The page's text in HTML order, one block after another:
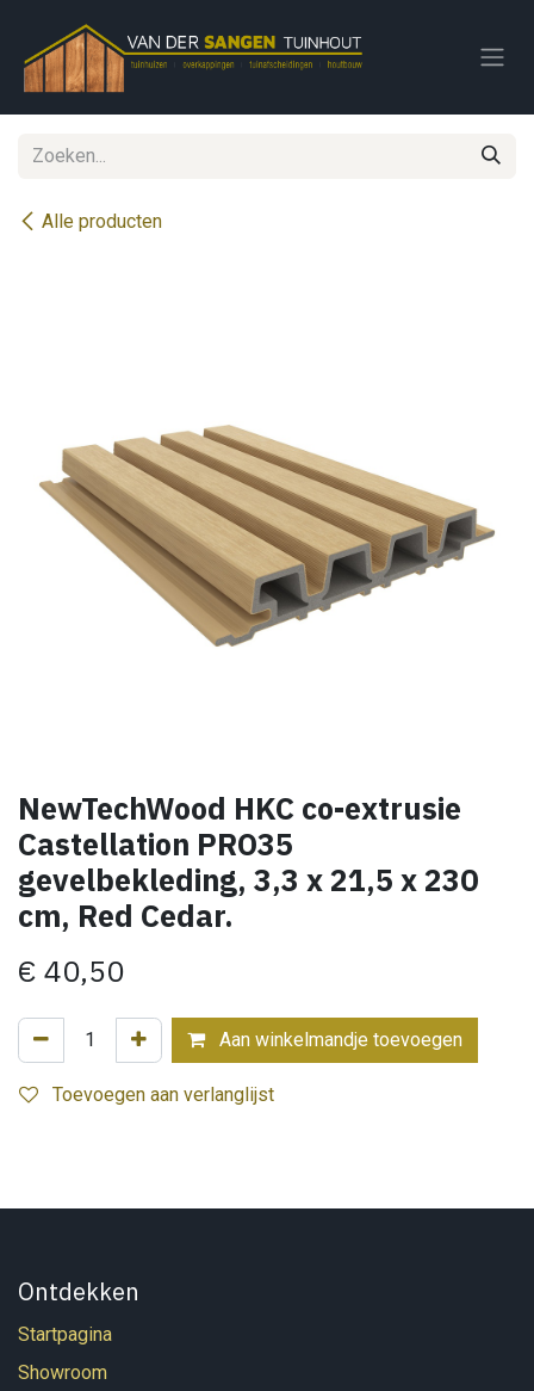
Alle producten
NewTechWood HKC co-extrusie
Castellation PRO35
gevelbekleding, 3,3 x 21,5 x 230
cm, Red Cedar.
€ 40,50
Aan winkelmandje toevoegen
Toevoegen aan verlanglijst
Ontdekken
Startpagina
Showroom